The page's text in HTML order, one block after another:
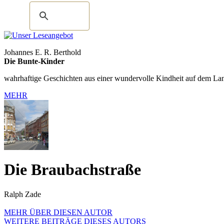
Johannes E. R. Berthold
Die Bunte-Kinder
wahrhaftige Geschichten aus einer wundervolle Kindheit auf dem
MEHR
Die Braubachstraße
Ralph Zade
MEHR ÜBER DIESEN AUTOR
WEITERE BEITRÄGE DIESES AUTORS